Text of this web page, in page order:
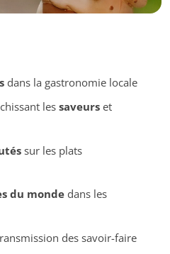
dans la gastronomie locale
les saveurset
sur les plats
du mondedans les
des savoir-faire